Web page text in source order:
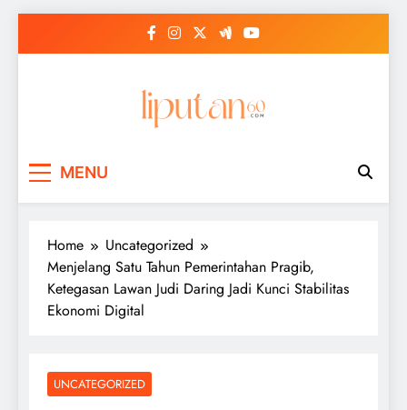
MENU
Home
Uncategorized
Menjelang Satu Tahun Pemerintahan Pragib,
Ketegasan Lawan Judi Daring Jadi Kunci Stabilitas
Ekonomi Digital
UNCATEGORIZED